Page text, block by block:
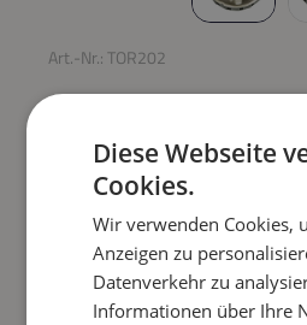
Art.-Nr.:TOR202
TORPEDO
SAUGTURBINE
Regulärer Preis:
219,00 €
Preise inkl. MwSt. zzgl.
Diese Webseite
Cookies.
Wir verwenden Cookies,
Anzeigen zu
Datenverkehr zu
Informationen über Ihre